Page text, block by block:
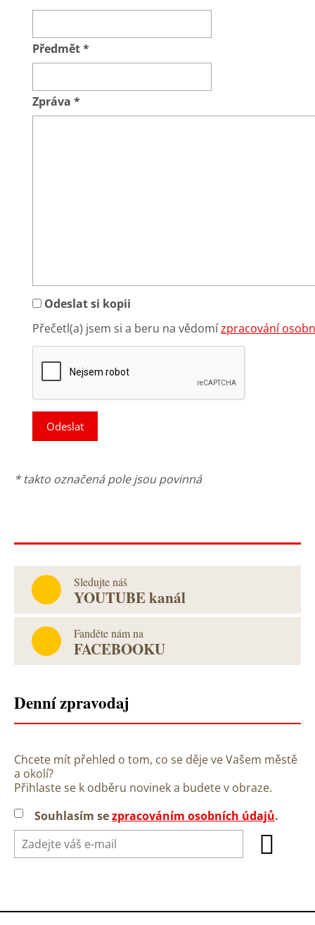
Předmět*
Zpráva *
Odeslat si kopii
Přečetl(a) jsem si a beru na vědomízpracování
Odeslat
* takto označená pole jsou povinná
Sledujte náš
YOUTUBE kanál
Fanděte nám na
FACEBOOKU
Denní zpravodaj
Chcete mít přehled o tom, co se děje ve Vašem městě
a okolí?
Přihlaste se k odběru novinek a budete v obraze.
Souhlasím sezpracováním osobních údajů.